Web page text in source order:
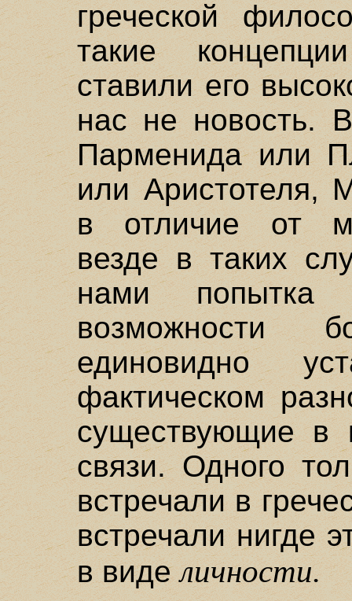
греческой
такие
ставили его
нас не новость.
Парменида или
или Аристотеля,
в отличие от
везде в таких
нами попытка
возможности
единовидно
фактическом
существующие в
связи. Одного
встречали в
встречали нигде
в виделичности.